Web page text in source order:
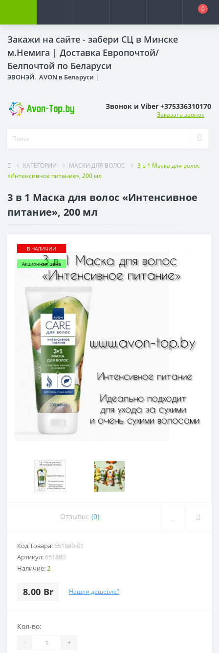
Закажи на сайте - забери СЦ в Минске
м.Немига | Доставка Европочтой/
Белпочтой по Беларуси
ЭВОНЭЙ. AVON в Беларуси |
0
Звонок и Viber +375336310170
Заказать звонок
КАТЕГОРИИ МАСКИ ДЛЯ ВОЛОС
3 в 1 Маска для волос
«Интенсивное питание», 200 мл
3 в 1 Маска для волос «Интенсивное
питание», 200 мл
В НАЛИЧИИ
Акционная цена
Отзывы: (0)
Код Товара: 651880-01
Артикул: 651880
Наличие:2
8.00 Br Нашли дешевле?
Кол-во:
- +